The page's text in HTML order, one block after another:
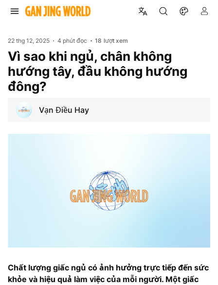
22 thg 12, 2025 4 phút đọc 18 lượt xem
Vì sao khi ngủ, chân không
hướng tây, đầu không hướng
đông?
Vạn Điều Hay
Chất lượng giấc ngủ có ảnh hưởng trực tiếp đến sức
khỏe và hiệu quả làm việc của mỗi người. Một giấc